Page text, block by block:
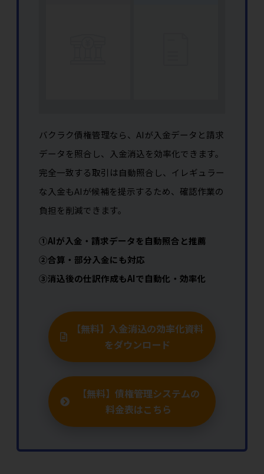
バクラク債権管理なら、AIが入金データと請求
データを照合し、入金消込を効率化できます。
完全一致する取引は自動照合し、イレギュラー
な入金もAIが候補を提示するため、確認作業の
負担を削減できます。
①AIが入金・請求データを自動照合と推薦
②合算・部分入金にも対応
③消込後の仕訳作成もAIで自動化・効率化
【無料】入金消込の効率化資料
をダウンロード
【無料】債権管理システムの
料金表はこちら